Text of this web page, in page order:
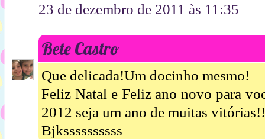
23 de dezembro de 2011 às 11:35
Bete Castro
Que delicada!Um docinho mesmo!
Feliz Natal e Feliz ano novo para
2012 seja um ano de muitas
Bjkssssssssss